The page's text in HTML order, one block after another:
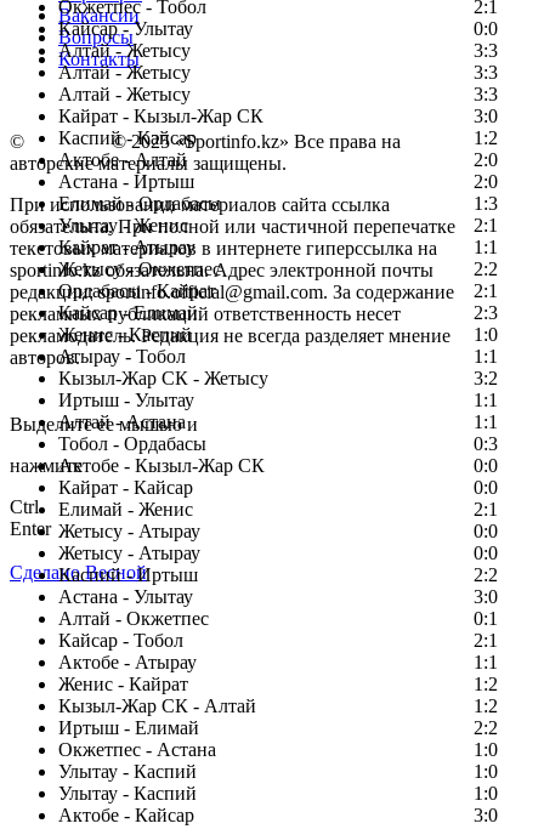
Окжетпес - Тобол
2:1
Кайсар - Улытау
0:0
Алтай - Жетысу
3:3
Алтай - Жетысу
3:3
Алтай - Жетысу
3:3
Кайрат - Кызыл-Жар СК
3:0
Каспий - Кайсар
1:2
Актобе - Алтай
2:0
Астана - Иртыш
2:0
Елимай - Ордабасы
1:3
Улытау - Женис
2:1
Кайрат - Атырау
1:1
Жетысу - Окжетпес
2:2
Ордабасы - Кайрат
2:1
Кайсар - Елимай
2:3
Женис - Каспий
1:0
Атырау - Тобол
1:1
Кызыл-Жар СК - Жетысу
3:2
Иртыш - Улытау
1:1
Алтай - Астана
1:1
Тобол - Ордабасы
0:3
Актобе - Кызыл-Жар СК
0:0
Кайрат - Кайсар
0:0
Елимай - Женис
2:1
Жетысу - Атырау
0:0
Жетысу - Атырау
0:0
Каспий - Иртыш
2:2
Астана - Улытау
3:0
Алтай - Окжетпес
0:1
Кайсар - Тобол
2:1
Актобе - Атырау
1:1
Женис - Кайрат
1:2
Кызыл-Жар СК - Алтай
1:2
Иртыш - Елимай
2:2
Окжетпес - Астана
1:0
Улытау - Каспий
1:0
Улытау - Каспий
1:0
Актобе - Кайсар
3:0
Вакансии
Вопросы
Контакты
© Copyright© 2025 «Sportinfo.kz» Все права на
авторские материалы защищены.
При использовании материалов сайта ссылка
обязательна. При полной или частичной перепечатке
текстовых материалов в интернете гиперссылка на
sportinfo.kz обязательна. Адрес электронной почты
редакции: sportinfo.official@gmail.com. За содержание
рекламных публикаций ответственность несет
рекламодатель. Редакция не всегда разделяет мнение
авторов.
Заметили ошибку в тексте?
Выделите ее мышью и
нажмите
Ctrl
Enter
Сделано Весной